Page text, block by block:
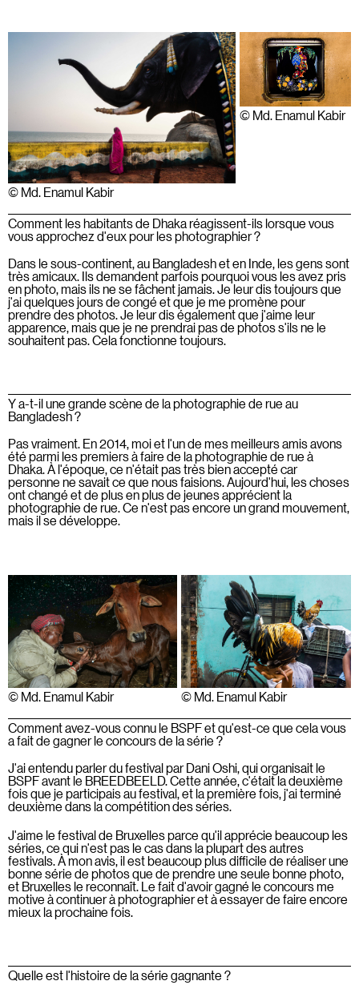
© Md. Enamul Kabir
© Md. Enamul Kabir
Comment les habitants de Dhaka réagissent-ils lorsque vous
vous approchez d'eux pour les photographier ?
Dans le sous-continent, au Bangladesh et en Inde, les gens sont
très amicaux. Ils demandent parfois pourquoi vous les avez pris
en photo, mais ils ne se fâchent jamais. Je leur dis toujours que
j'ai quelques jours de congé et que je me promène pour
prendre des photos. Je leur dis également que j'aime leur
apparence, mais que je ne prendrai pas de photos s'ils ne le
souhaitent pas. Cela fonctionne toujours.
Y a-t-il une grande scène de la photographie de rue au
Bangladesh ?
Pas vraiment. En 2014, moi et l'un de mes meilleurs amis avons
été parmi les premiers à faire de la photographie de rue à
Dhaka. À l'époque, ce n'était pas très bien accepté car
personne ne savait ce que nous faisions. Aujourd'hui, les choses
ont changé et de plus en plus de jeunes apprécient la
photographie de rue. Ce n'est pas encore un grand mouvement,
mais il se développe.
© Md. Enamul Kabir
© Md. Enamul Kabir
Comment avez-vous connu le BSPF et qu'est-ce que cela vous
a fait de gagner le concours de la série ?
J'ai entendu parler du festival par Dani Oshi, qui organisait le
BSPF avant le BREEDBEELD. Cette année, c'était la deuxième
fois que je participais au festival, et la première fois, j'ai terminé
deuxième dans la compétition des séries.
J'aime le festival de Bruxelles parce qu'il apprécie beaucoup les
séries, ce qui n'est pas le cas dans la plupart des autres
festivals. À mon avis, il est beaucoup plus difficile de réaliser une
bonne série de photos que de prendre une seule bonne photo,
et Bruxelles le reconnaît. Le fait d'avoir gagné le concours me
motive à continuer à photographier et à essayer de faire encore
mieux la prochaine fois.
Quelle est l'histoire de la série gagnante ?